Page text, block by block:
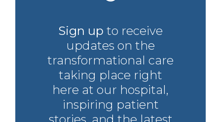
Sign up to receive
updates on the
transformational care
taking place right
here at our hospital,
inspiring patient